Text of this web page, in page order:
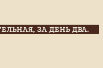
ЗА ДЕНЬ ДВА.